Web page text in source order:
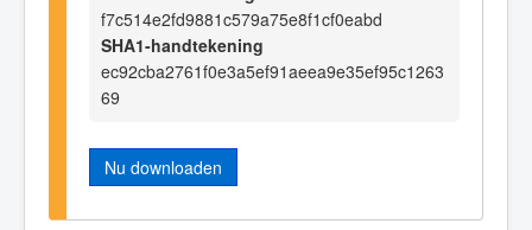
f7c514e2fd9881c579a75e8f1cf0eabd
SHA1-handtekening
ec92cba2761f0e3a5ef91aeea9e35ef95c1263
69
Nu downloaden